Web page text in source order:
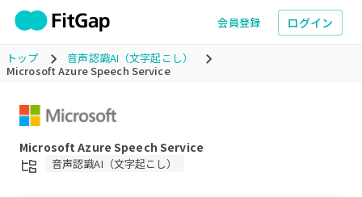
会員登録 ログイン
トップ
音声認識AI（文字起こし）
Microsoft Azure Speech Service
Microsoft Azure Speech Service
音声認識AI（文字起こし）